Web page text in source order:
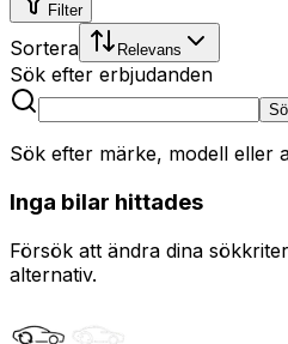
Filter
Sortera Relevans
Sök efter erbjudanden
Sök efter märke, modell eller
Inga bilar hittades
Försök att ändra dina
alternativ.